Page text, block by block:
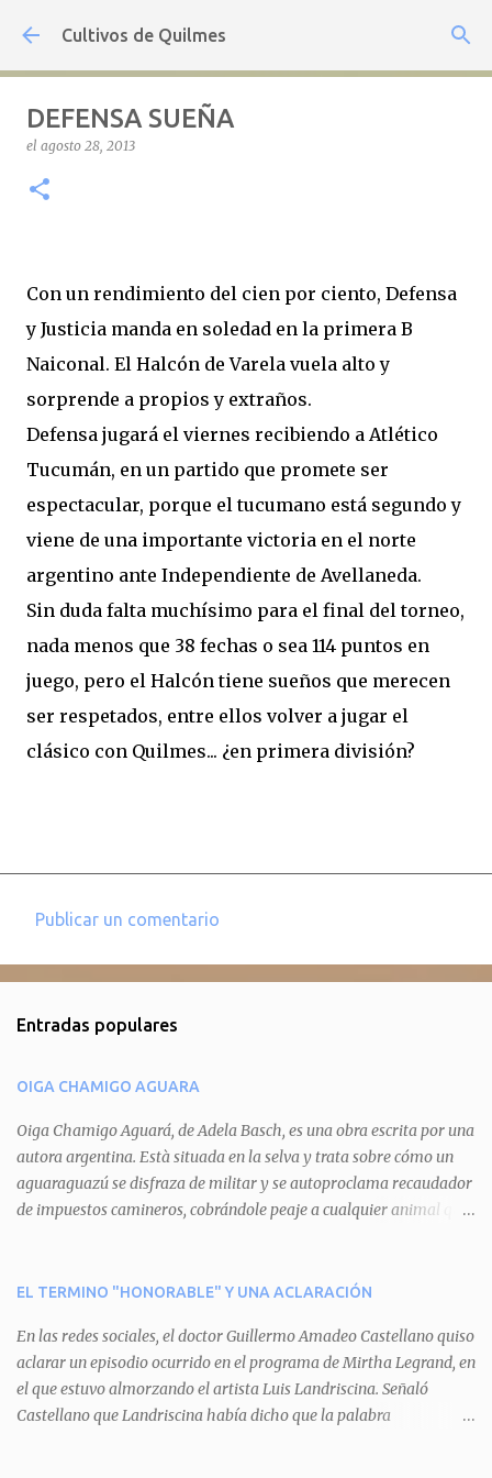
Ir al contenido principal
Cultivos de Quilmes
DEFENSA SUEÑA
el agosto 28, 2013
Con un rendimiento del cien por ciento, Defensa
y Justicia manda en soledad en la primera B
Naiconal. El Halcón de Varela vuela alto y
sorprende a propios y extraños.
Defensa jugará el viernes recibiendo a Atlético
Tucumán, en un partido que promete ser
espectacular, porque el tucumano está segundo y
viene de una importante victoria en el norte
argentino ante Independiente de Avellaneda.
Sin duda falta muchísimo para el final del torneo,
nada menos que 38 fechas o sea 114 puntos en
juego, pero el Halcón tiene sueños que merecen
ser respetados, entre ellos volver a jugar el
clásico con Quilmes... ¿en primera división?
e
t
a
r
i
o
Publicar un comentario
Entradas populares
OIGA CHAMIGO AGUARA
Oiga Chamigo Aguará, de Adela Basch, es una obra escrita por una
autora argentina. Està situada en la selva y trata sobre cómo un
aguaraguazú se disfraza de militar y se autoproclama recaudador
de impuestos camineros, cobrándole peaje a cualquier animal que
aguará le provoca. De igual manera pasa con Tatú, el armadillo.
del aguará y pasa sin pagar. Por último, Tui, la cotorra, deja
expuesta la mentira del aguará y arenga a los otros tres
personajes a unirse para enfrentarlo. Finalmente, terminan por
quitarle el disfraz de militar, y el aguará huye despavorido al verse
EL TERMINO "HONORABLE" Y UNA ACLARACIÓN
En las redes sociales, el doctor Guillermo Amadeo Castellano quiso
aclarar un episodio ocurrido en el programa de Mirtha Legrand, en
el que estuvo almorzando el artista Luis Landriscina. Señaló
Castellano que Landriscina había dicho que la palabra